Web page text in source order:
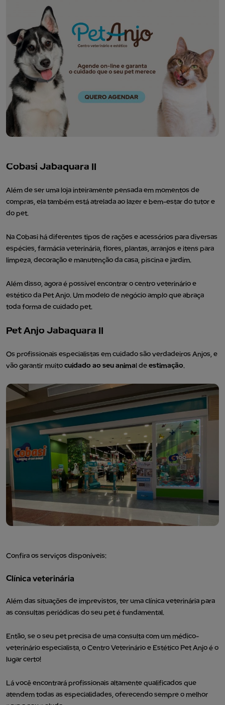
Cobasi Jabaquara II
Além de ser uma loja inteiramente pensada em momentos de
compras, ela também está atrelada ao lazer e bem-estar do tutor e
do pet.
Na Cobasi há diferentes tipos de rações e acessórios para diversas
espécies, farmácia veterinária, flores, plantas, arranjos e itens para
limpeza, decoração e manutenção da casa, piscina e jardim.
Além disso, agora é possível encontrar o centro veterinário e
estético da Pet Anjo. Um modelo de negócio amplo que abraça
toda forma de cuidado pet.
Pet Anjo Jabaquara II
Os profissionais especialistas em cuidado são verdadeiros Anjos, e
vão garantir muitocuidado ao seu animal deestimação.
Confira os serviços disponíveis:
Clínica veterinária
Além das situações de imprevistos, ter uma clínica veterinária para
as consultas periódicas do seu pet é fundamental.
Então, se o seu pet precisa de uma consulta com um médico-
veterinário especialista, o Centro Veterinário e Estético Pet Anjo é o
lugar certo!
Lá você encontrará profissionais altamente qualificados que
atendem todas as especialidades, oferecendo sempre o melhor